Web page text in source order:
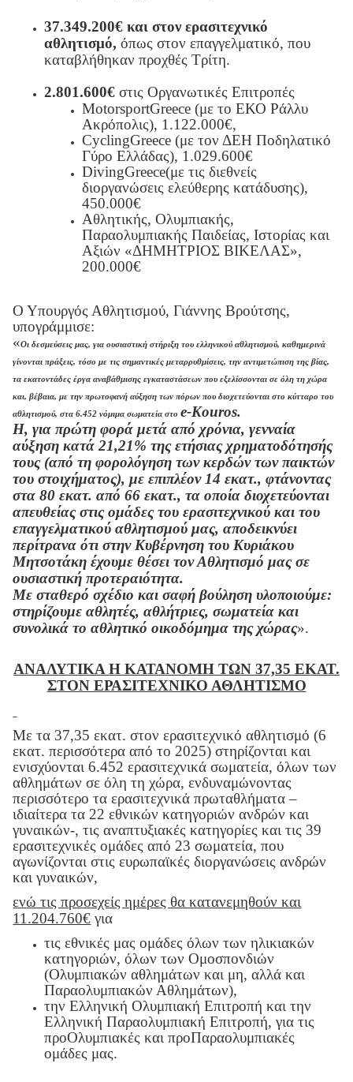
37.349.200€ και στον ερασιτεχνικό
αθλητισμό,όπως στον επαγγελματικό,που
καταβλήθηκαν προχθές Τρίτη.
2.801.600€ στις Οργανωτικές Επιτροπές
MotorsportGreece (με το ΕΚΟ Ράλλυ
Ακρόπολις), 1.122.000€,
CyclingGreece (με τον ΔΕΗ Ποδηλατικό
Γύρο Ελλάδας), 1.029.600€
DivingGreece(με τις διεθνείς
διοργανώσεις ελεύθερης κατάδυσης),
450.000€
Αθλητικής, Ολυμπιακής,
Παραολυμπιακής Παιδείας, Ιστορίας και
Αξιών «ΔΗΜΗΤΡΙΟΣ ΒΙΚΕΛΑΣ»,
200.000€
Ο Υπουργός Αθλητισμού, Γιάννης Βρούτσης,
υπογράμμισε:
«Οι δεσμεύσεις μας, για ουσιαστική στήριξη του ελληνικού αθλητισμού, καθημερινά
γίνονται πράξεις, τόσο με τις σημαντικές μεταρρυθμίσεις, την αντιμετώπιση της βίας,
τα εκατοντάδες έργα αναβάθμισης εγκαταστάσεων που εξελίσσονται σε όλη τη χώρα
και, βέβαια, με την πρωτοφανή αύξηση των πόρων που διοχετεύονται στο κύτταρο του
αθλητισμού, στα 6.452 νόμιμα σωματεία στοe-Kouros.
Η, για πρώτη φορά μετά από χρόνια, γενναία
αύξηση κατά 21,21% της ετήσιας χρηματοδότησής
τους (από τη φορολόγηση των κερδών των παικτών
του στοιχήματος), με επιπλέον 14 εκατ., φτάνοντας
στα 80 εκατ. από 66 εκατ., τα οποία διοχετεύονται
απευθείας στις ομάδες του ερασιτεχνικού και του
επαγγελματικού αθλητισμού μας, αποδεικνύει
περίτρανα ότι στην Κυβέρνηση του Κυριάκου
Μητσοτάκη έχουμε θέσει τον Αθλητισμό μας σε
ουσιαστική προτεραιότητα.
Με σταθερό σχέδιο και σαφή βούληση υλοποιούμε:
στηρίζουμε αθλητές, αθλήτριες, σωματεία και
συνολικά το αθλητικό οικοδόμημα της χώρας».
ΑΝΑΛΥΤΙΚΑ Η ΚΑΤΑΝΟΜΗ ΤΩΝ 37,35 ΕΚΑΤ.
ΣΤΟΝ ΕΡΑΣΙΤΕΧΝΙΚΟ ΑΘΛΗΤΙΣΜΟ
Με τα 37,35 εκατ. στον ερασιτεχνικό αθλητισμό (6
εκατ. περισσότερα από το 2025) στηρίζονται και
ενισχύονται 6.452 ερασιτεχνικά σωματεία, όλων των
αθλημάτων σε όλη τη χώρα, ενδυναμώνοντας
περισσότερο τα ερασιτεχνικά πρωταθλήματα –
ιδιαίτερα τα 22 εθνικών κατηγοριών ανδρών και
γυναικών-, τις αναπτυξιακές κατηγορίες και τις 39
ερασιτεχνικές ομάδες από 23 σωματεία, που
αγωνίζονται στις ευρωπαϊκές διοργανώσεις ανδρών
και γυναικών,
ενώ τις προσεχείς ημέρες θα κατανεμηθούν και
11.204.760€ για
τις εθνικές μας ομάδες όλων των ηλικιακών
κατηγοριών, όλων των Ομοσπονδιών
(Ολυμπιακών αθλημάτων και μη, αλλά και
Παραολυμπιακών Αθλημάτων),
την Ελληνική Ολυμπιακή Επιτροπή και την
Ελληνική Παραολυμπιακή Επιτροπή, για τις
προΟλυμπιακές και προΠαραολυμπιακές
ομάδες μας.